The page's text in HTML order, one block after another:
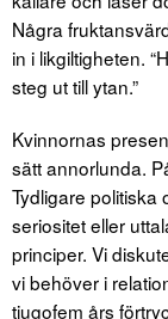
Några
in i likgiltigheten.
steg ut till ytan.”
Kvinnornas
sätt annorlunda.
Tydligare
seriositet eller
principer. Vi
vi behöver i
tjugofem års